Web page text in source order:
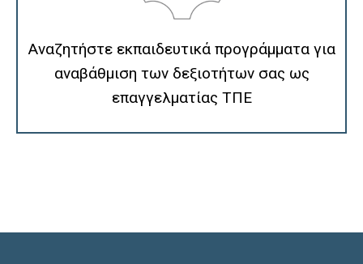
Αναζητήστε εκπαιδευτικά προγράμματα για
αναβάθμιση των δεξιοτήτων σας ως
επαγγελματίας ΤΠΕ